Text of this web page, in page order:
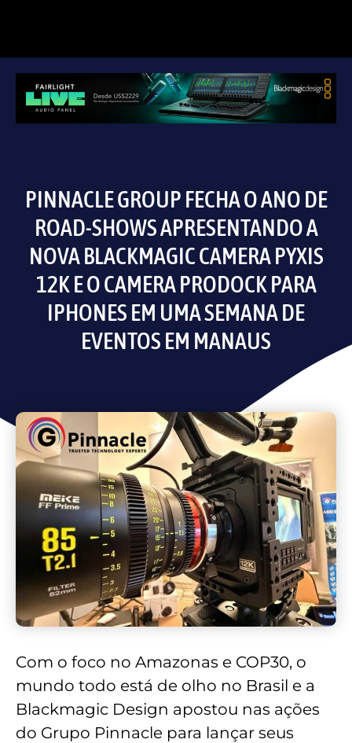
PINNACLE GROUP FECHA O ANO DE
ROAD-SHOWS APRESENTANDO A
NOVA BLACKMAGIC CAMERA PYXIS
12K E O CAMERA PRODOCK PARA
IPHONES EM UMA SEMANA DE
EVENTOS EM MANAUS
Com o foco no Amazonas e COP30, o
mundo todo está de olho no Brasil e a
Blackmagic Design apostou nas ações
do Grupo Pinnacle para lançar seus